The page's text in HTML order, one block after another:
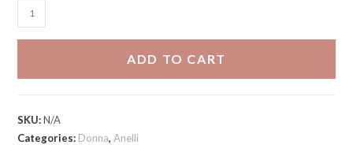
Set
fedine
ADD TO CART
SKU:N/A
Categories: Donna,Anelli